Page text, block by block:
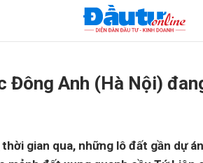
Đông Anh (Hà Nội)
gian qua, những lô đất gần dự